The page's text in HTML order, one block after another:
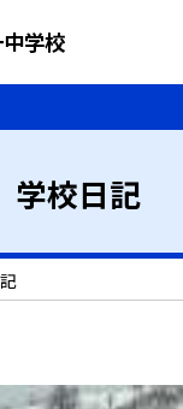
学校
学校日記